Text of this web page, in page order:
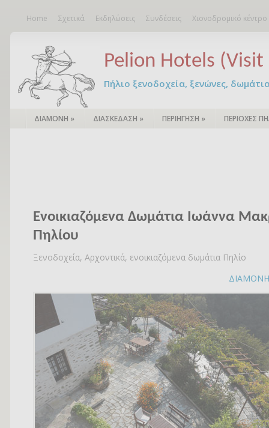
Home Σχετικά Εκδηλώσεις Συνδέσεις Χιονοδρομικό
Pelion Hotels (Visit
Πήλιο ξενοδοχεία, ξενώνες,
ΔΙΑΜΟΝΗ » ΔΙΑΣΚΕΔΑΣΗ » ΠΕΡΙΗΓΗΣΗ » ΠΕΡΙΟΧΕΣ
Ενοικιαζόμενα Δωμάτια Iωάννα
Πηλίου
Ξενοδοχεία, Αρχοντικά, ενοικιαζόμενα δωμάτια Πηλίο
ΔΙΑΜΟΝΗ